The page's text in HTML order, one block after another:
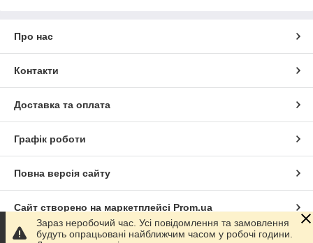
Про нас
Контакти
Доставка та оплата
Графік роботи
Повна версія сайту
Сайт створено на маркетплейсі Prom.ua
Зараз неробочий час. Усі повідомлення та замовлення
будуть опрацьовані найближчим часом у робочі години.